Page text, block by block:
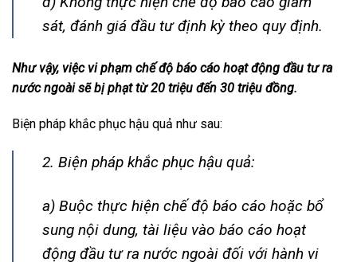
sát, đánh giá đầu tư định kỳ theo quy định.
Như vậy, việc vi phạm chế độ báo cáo hoạt động đầu tư ra
nước ngoài sẽ bị phạt từ 20 triệu đến 30 triệu đồng.
Biện pháp khắc phục hậu quả như sau:
2. Biện pháp khắc phục hậu quả:
a) Buộc thực hiện chế độ báo cáo hoặc bổ
sung nội dung, tài liệu vào báo cáo hoạt
động đầu tư ra nước ngoài đối với hành vi